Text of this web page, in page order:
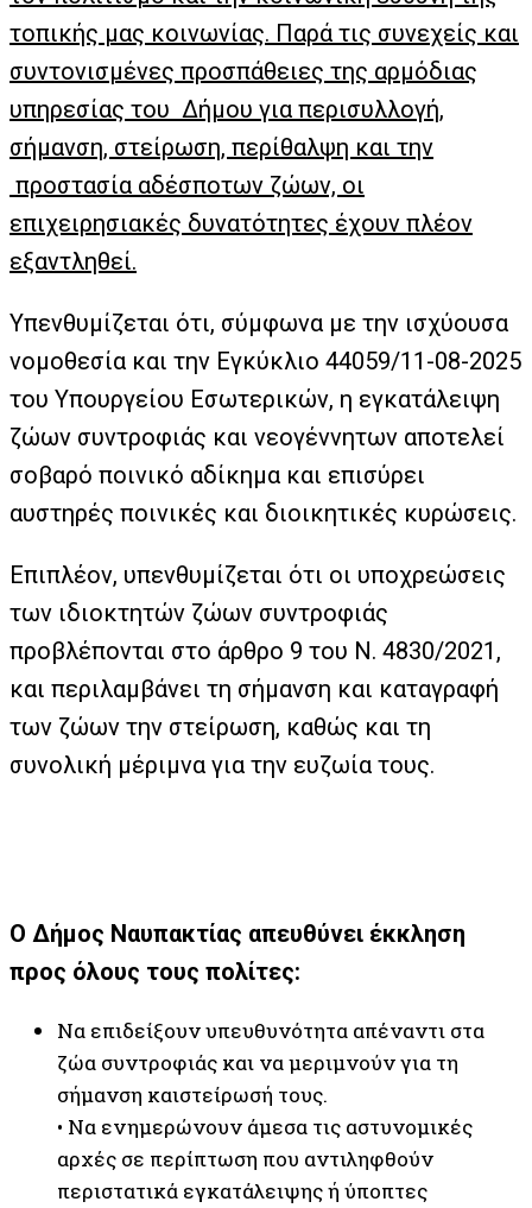
τοπικής μας κοινωνίας. Παρά τις συνεχείς και
συντονισμένες προσπάθειες της αρμόδιας
υπηρεσίας του Δήμου για περισυλλογή,
σήμανση, στείρωση, περίθαλψη και την
προστασία αδέσποτων ζώων, οι
επιχειρησιακές δυνατότητες έχουν πλέον
εξαντληθεί.
Υπενθυμίζεται ότι, σύμφωνα με την ισχύουσα
νομοθεσία και την Εγκύκλιο 44059/11-08-2025
του Υπουργείου Εσωτερικών, η εγκατάλειψη
ζώων συντροφιάς και νεογέννητων αποτελεί
σοβαρό ποινικό αδίκημα και επισύρει
αυστηρές ποινικές και διοικητικές κυρώσεις.
Επιπλέον, υπενθυμίζεται ότι οι υποχρεώσεις
των ιδιοκτητών ζώων συντροφιάς
προβλέπονται στο άρθρο 9 του Ν. 4830/2021,
και περιλαμβάνει τη σήμανση και καταγραφή
των ζώων την στείρωση, καθώς και τη
συνολική μέριμνα για την ευζωία τους.
Ο Δήμος Ναυπακτίας απευθύνει έκκληση
προς όλους τους πολίτες:
Να επιδείξουν υπευθυνότητα απέναντι στα
ζώα συντροφιάς και να μεριμνούν για τη
σήμανση καιστείρωσή τους.
• Να ενημερώνουν άμεσα τις αστυνομικές
αρχές σε περίπτωση που αντιληφθούν
περιστατικά εγκατάλειψης ή ύποπτες